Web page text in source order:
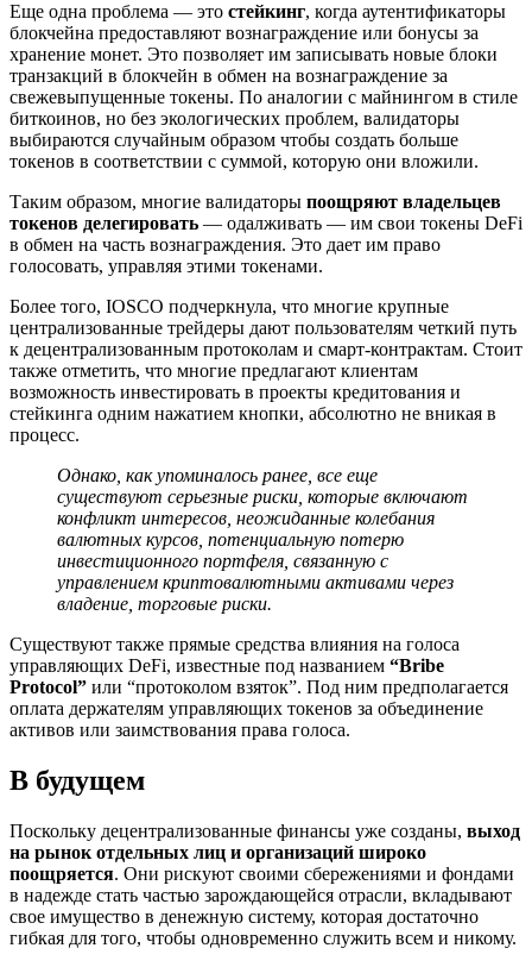
Еще одна проблема — это стейкинг, когда аутентификаторы
блокчейна предоставляют вознаграждение или бонусы за
хранение монет. Это позволяет им записывать новые блоки
транзакций в блокчейн в обмен на вознаграждение за
свежевыпущенные токены. По аналогии с майнингом в стиле
биткоинов, но без экологических проблем, валидаторы
выбираются случайным образом чтобы создать больше
токенов в соответствии с суммой, которую они вложили.
Таким образом, многие валидаторы поощряют владельцев
токенов делегировать — одалживать — им свои токены DeFi
в обмен на часть вознаграждения. Это дает им право
голосовать, управляя этими токенами.
Более того, IOSCO подчеркнула, что многие крупные
централизованные трейдеры дают пользователям четкий путь
к децентрализованным протоколам и смарт-контрактам. Стоит
также отметить, что многие предлагают клиентам
возможность инвестировать в проекты кредитования и
стейкинга одним нажатием кнопки, абсолютно не вникая в
процесс.
Однако, как упоминалось ранее, все еще
существуют серьезные риски, которые включают
конфликт интересов, неожиданные колебания
валютных курсов, потенциальную потерю
инвестиционного портфеля, связанную с
управлением криптовалютными активами через
владение, торговые риски.
Существуют также прямые средства влияния на голоса
управляющих DeFi, известные под названием “Bribe
Protocol” или “протоколом взяток”. Под ним предполагается
оплата держателям управляющих токенов за объединение
активов или заимствования права голоса.
В будущем
Поскольку децентрализованные финансы уже созданы, выход
на рынок отдельных лиц и организаций широко
поощряется. Они рискуют своими сбережениями и фондами
в надежде стать частью зарождающейся отрасли, вкладывают
свое имущество в денежную систему, которая достаточно
гибкая для того, чтобы одновременно служить всем и никому.